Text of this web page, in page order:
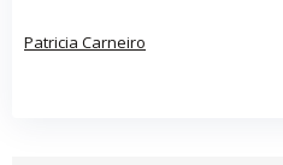
Patricia Carneiro